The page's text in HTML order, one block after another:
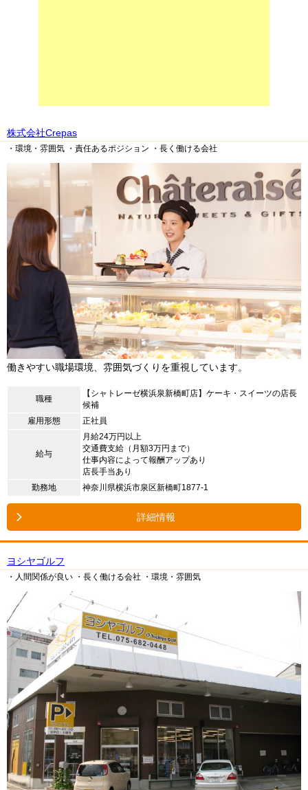
株式会社Crepas
・環境・雰囲気 ・責任あるポジション ・長く働ける会社
働きやすい職場環境、雰囲気づくりを重視しています。
職種
【シャトレーゼ横浜泉新橋町店】ケーキ・スイーツの店長
候補
雇用形態
正社員
給与
月給24万円以上
交通費支給（月額3万円まで）
仕事内容によって報酬アップあり
店長手当あり
勤務地
神奈川県横浜市泉区新橋町1877-1
詳細情報
ヨシヤゴルフ
・人間関係が良い ・長く働ける会社 ・環境・雰囲気